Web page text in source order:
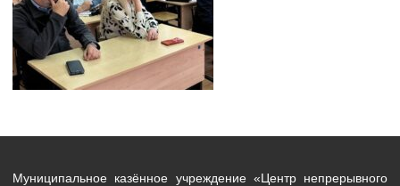
Муниципальное казённое учреждение «Центр непрерывного